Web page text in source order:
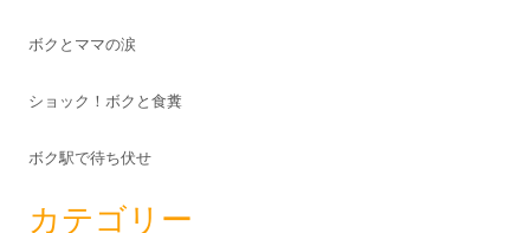
ボクとママの涙
ショック！ボクと食糞
ボク駅で待ち伏せ
カテゴリー